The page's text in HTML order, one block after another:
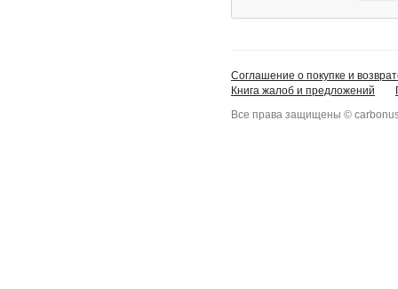
Соглашение о покупке и
Книга жалоб и предложений
Все права защищены ©